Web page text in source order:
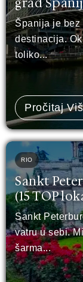
Španija je bez
destinacija.
toliko...
Pročitaj
RIO
Sankt
(15 TOP
Sankt
vatru u sebi.
šarma...